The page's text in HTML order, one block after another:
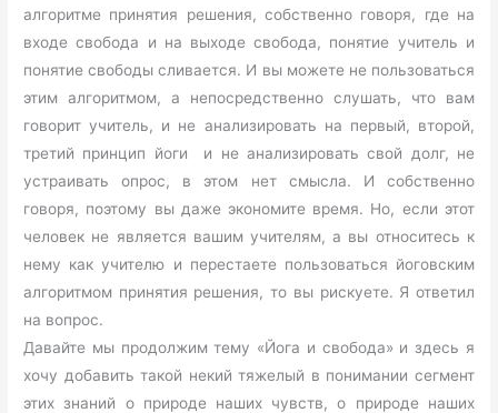
алгоритме принятия решения, собственно говоря, где на
входе свобода и на выходе свобода, понятие учитель и
понятие свободы сливается. И вы можете не пользоваться
этим алгоритмом, а непосредственно слушать, что вам
говорит учитель, и не анализировать на первый, второй,
третий принцип йоги и не анализировать свой долг, не
устраивать опрос, в этом нет смысла. И собственно
говоря, поэтому вы даже экономите время. Но, если этот
человек не является вашим учителям, а вы относитесь к
нему как учителю и перестаете пользоваться йоговским
алгоритмом принятия решения, то вы рискуете. Я ответил
на вопрос.
Давайте мы продолжим тему «Йога и свобода» и здесь я
хочу добавить такой некий тяжелый в понимании сегмент
этих знаний о природе наших чувств, о природе наших